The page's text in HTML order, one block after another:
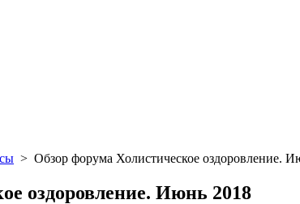
> Обзор форума Холистическое оздоровление.
оздоровление. Июнь 2018